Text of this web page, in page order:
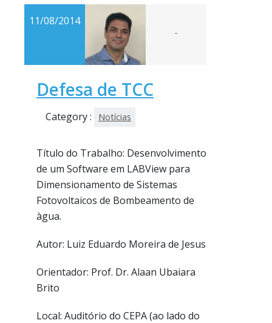
11/08/2014
-
Defesa de TCC
Category : Notícias
Título do Trabalho: Desenvolvimento
de um Software em LABView para
Dimensionamento de Sistemas
Fotovoltaicos de Bombeamento de
àgua.
Autor: Luiz Eduardo Moreira de Jesus
Orientador: Prof. Dr. Alaan Ubaiara
Brito
Local: Auditório do CEPA (ao lado do